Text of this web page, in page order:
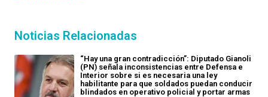
Noticias Relacionadas
“Hay una gran contradicción”: Diputado Gianoli
(PN) señala inconsistencias entre Defensa e
Interior sobre si es necesaria una ley
habilitante para que soldados puedan conducir
blindados en operativo policial y portar armas